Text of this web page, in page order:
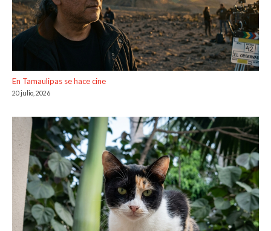
En Tamaulipas se hace cine
20 julio, 2026